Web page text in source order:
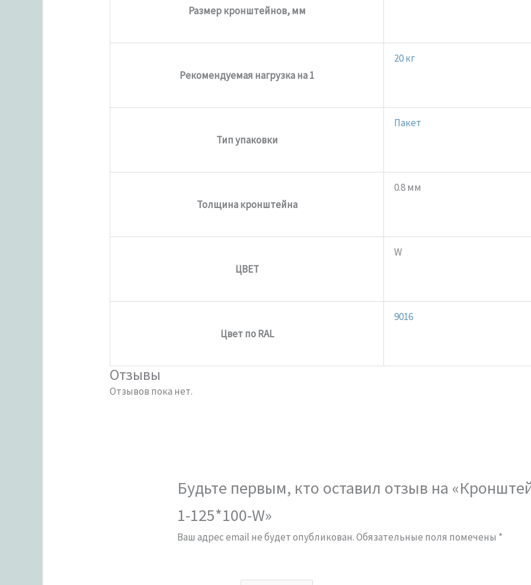
Размер кронштейнов, мм
Рекомендуемая нагрузка на 1
20 кг
Тип упаковки
Пакет
Толщина кронштейна
0.8 мм
ЦВЕТ
W
Цвет по RAL
9016
Отзывы
Отзывов пока нет.
Будьте первым, кто оставил отзыв на
1-125*100-W»
Ваш адрес email не будет опубликован.Обязательные поля помечены *